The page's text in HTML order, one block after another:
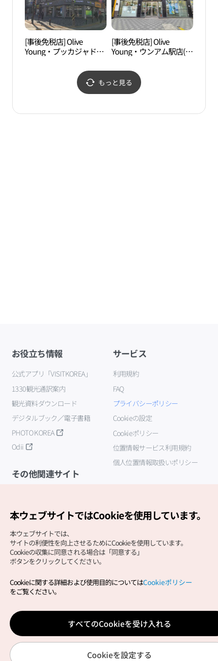
[事後免税店] Olive
Young・プッカジャドン
[事後免税店] Olive
Young・ウンアム駅店(올
もっと見る
お役立ち情報
公式アプリ「VISITKOREA」
1330観光通訳案内
観光資料ダウンロード
デジタルブック／電子書籍
PHOTO KOREA
Odii
サービス
利用規約
FAQ
プライバシーポリシー
Cookieの設定
Cookieポリシー
位置情報サービス利用規約
個人位置情報取扱いポリシー
その他関連サイト
Copyright (c) Korea Tourism Organization All Rights
サイトエラー報告公式メール
japanese@knto.or.kr
本ウェブサイトではCookieを使用しています。
本ウェブサイトでは、
サイトの利便性を向上させるためにCookieを使用しています。
Cookieの収集に同意される場合は「同意する」
ボタンをクリックしてください。
Cookieに関する詳細および使用目的についてはCookieポリシー
をご覧ください。
すべてのCookieを受け入れる
Cookieを設定する